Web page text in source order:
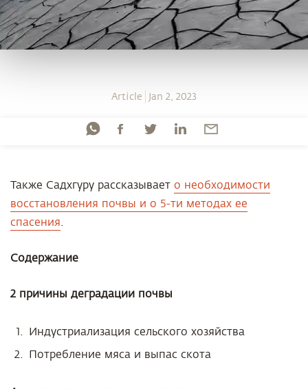
Article Jan 2, 2023
Также Садхгуру рассказывает о необходимости
восстановления почвы и о 5-ти методах ее
спасения.
Содержание
2 причины деградации почвы
Индустриализация сельского хозяйства
Потребление мяса и выпас скота